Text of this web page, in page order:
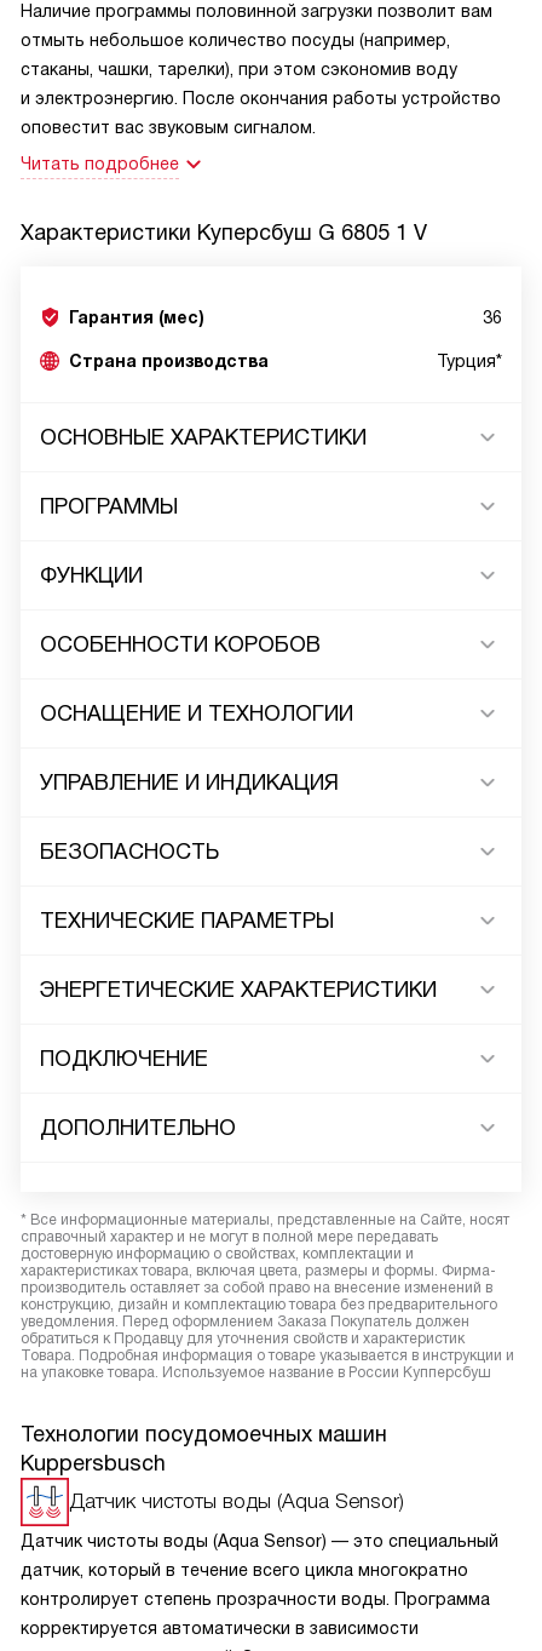
Наличие программы половинной загрузки позволит вам
отмыть небольшое количество посуды (например,
стаканы, чашки, тарелки), при этом сэкономив воду
и электроэнергию. После окончания работы устройство
оповестит вас звуковым сигналом.
Читать подробнее
Характеристики Куперсбуш G 6805 1 V
Гарантия (мес) 36
Страна производства Турция*
ОСНОВНЫЕ ХАРАКТЕРИСТИКИ
ПРОГРАММЫ
ФУНКЦИИ
ОСОБЕННОСТИ КОРОБОВ
ОСНАЩЕНИЕ И ТЕХНОЛОГИИ
УПРАВЛЕНИЕ И ИНДИКАЦИЯ
БЕЗОПАСНОСТЬ
ТЕХНИЧЕСКИЕ ПАРАМЕТРЫ
ЭНЕРГЕТИЧЕСКИЕ ХАРАКТЕРИСТИКИ
ПОДКЛЮЧЕНИЕ
ДОПОЛНИТЕЛЬНО
* Все информационные материалы, представленные на Сайте, носят
справочный характер и не могут в полной мере передавать
достоверную информацию о свойствах, комплектации и
характеристиках товара, включая цвета, размеры и формы. Фирма-
производитель оставляет за собой право на внесение изменений в
конструкцию, дизайн и комплектацию товара без предварительного
уведомления. Перед оформлением Заказа Покупатель должен
обратиться к Продавцу для уточнения свойств и характеристик
Товара. Подробная информация о товаре указывается в инструкции и
на упаковке товара. Используемое название в России Купперсбуш
Технологии посудомоечных машин
Kuppersbusch
Датчик чистоты воды (Aqua Sensor)
Датчик чистоты воды (Aqua Sensor) — это специальный
датчик, который в течение всего цикла многократно
контролирует степень прозрачности воды. Программа
корректируется автоматически в зависимости